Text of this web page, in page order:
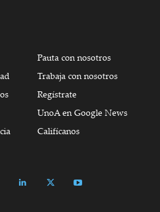
Pauta con nosotros
Trabaja con nosotros
Regístrate
UnoA en Google News
Califícanos